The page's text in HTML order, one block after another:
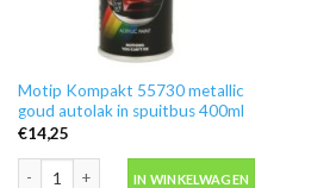
Motip Kompakt 55730 metallic
goud autolak in spuitbus 400ml
€14,25
IN WINKELWAGEN